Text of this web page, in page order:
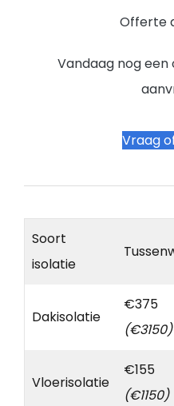
Offerte
Vandaag nog
Vraag
Soort
isolatie
Dakisolatie
€375
(€3150)
Vloerisolatie
€155
(€1150)